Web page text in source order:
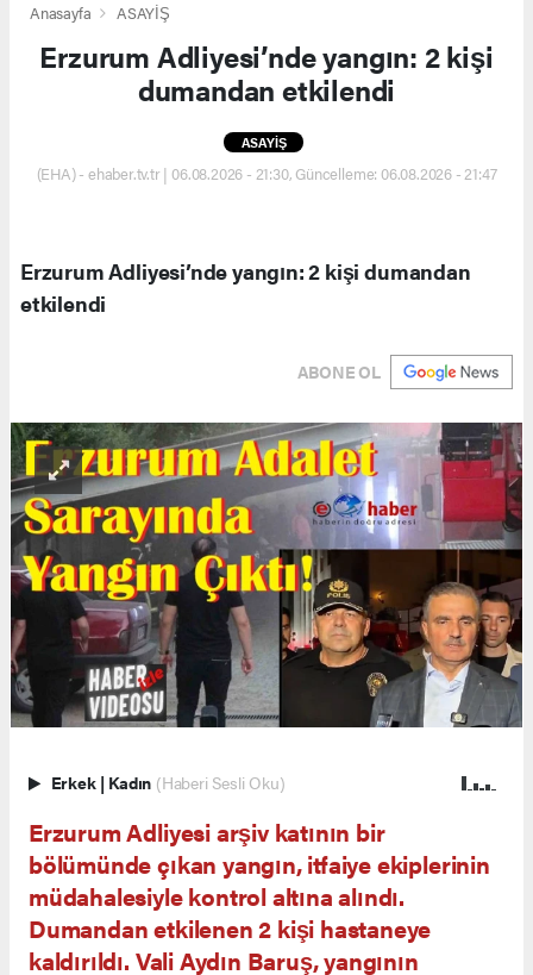
Anasayfa ASAYİŞ
Erzurum Adliyesi’nde yangın: 2 kişi
dumandan etkilendi
ASAYİŞ
(EHA) - ehaber.tv.tr | 06.08.2026 - 21:30, Güncelleme: 06.08.2026 - 21:47
Erzurum Adliyesi’nde yangın: 2 kişi dumandan
etkilendi
ABONE OL
Erkek | Kadın (Haberi Sesli Oku)
Erzurum Adliyesi arşiv katının bir
bölümünde çıkan yangın, itfaiye ekiplerinin
müdahalesiyle kontrol altına alındı.
Dumandan etkilenen 2 kişi hastaneye
kaldırıldı. Vali Aydın Baruş, yangının